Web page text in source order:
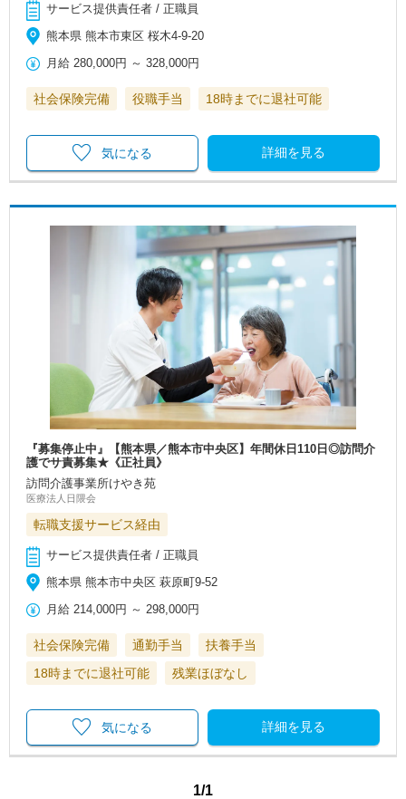
サービス提供責任者 / 正職員
熊本県 熊本市東区 桜木4‐9‐20
月給 280,000円 ～328,000円
社会保険完備 役職手当 18時までに退社可能
詳細を見る
気になる
『募集停止中』【熊本県／熊本市中央区】年間休日110日◎訪問介
護でサ責募集★《正社員》
訪問介護事業所けやき苑
医療法人日隈会
転職支援サービス経由
サービス提供責任者 / 正職員
熊本県 熊本市中央区 萩原町9-52
月給 214,000円 ～ 298,000円
社会保険完備 通勤手当
扶養手当
18時までに退社可能
残業ほぼなし
詳細を見る
気になる
1/1